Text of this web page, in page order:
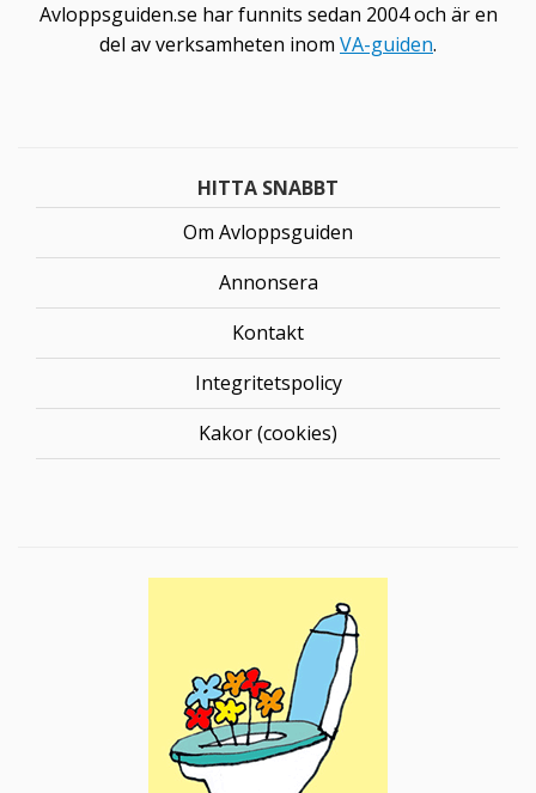
Avloppsguiden.se har funnits sedan 2004 och är en
del av verksamheten inom VA-guiden.
HITTA SNABBT
Om Avloppsguiden
Annonsera
Kontakt
Integritetspolicy
Kakor (cookies)